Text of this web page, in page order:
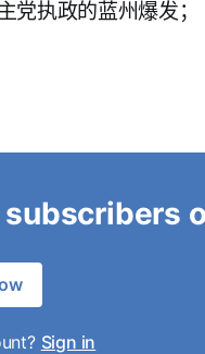
执政的蓝州爆发；
Sign in